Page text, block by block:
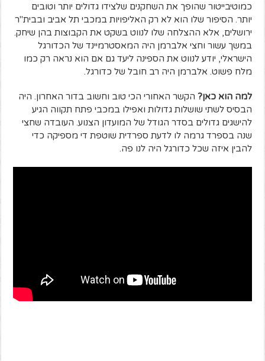
כמוטיבייטור שהופך את השחקנים שלצידו גדולים יותר וטובים
יותר. הסיפור שלו הוא לא רק האליפויות במכבי תל אביב ובבית"ר
ירושלים, אלא ההצלחה שלו לנווט בשקט את הקבוצות בהן שיחק.
במשך עשור וחצי אלברמן היה המאסטרמיינד של הכדורגל
הישראלי, יודע לנווט את הספינה ליעד גם אם הוא נראה רק כמו
מלח פשוט. אלברמן היה רב חובל של כדורגל.
למה הוא כאן? הקשר האחורי הכי טוב וחשוב בדור האחרון. היה
הבסיס לשתי שושלות גדולות ואפילו במכבי פתח תקווה הגיע
להישגים גדולים בסדר הגודל של המועדון הצנוע. העובדה שחצי
שנה בספרד גרמה לו לדעת ספרדית שוטפת די מספיקה כדי
להבין איזה שכל כדורגל היה לנו פה.